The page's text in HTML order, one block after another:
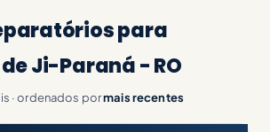
para
Ji-Paraná - RO
· ordenados pormais recentes